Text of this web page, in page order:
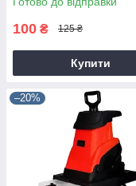
100 ₴ 125 ₴
Купити
–20%